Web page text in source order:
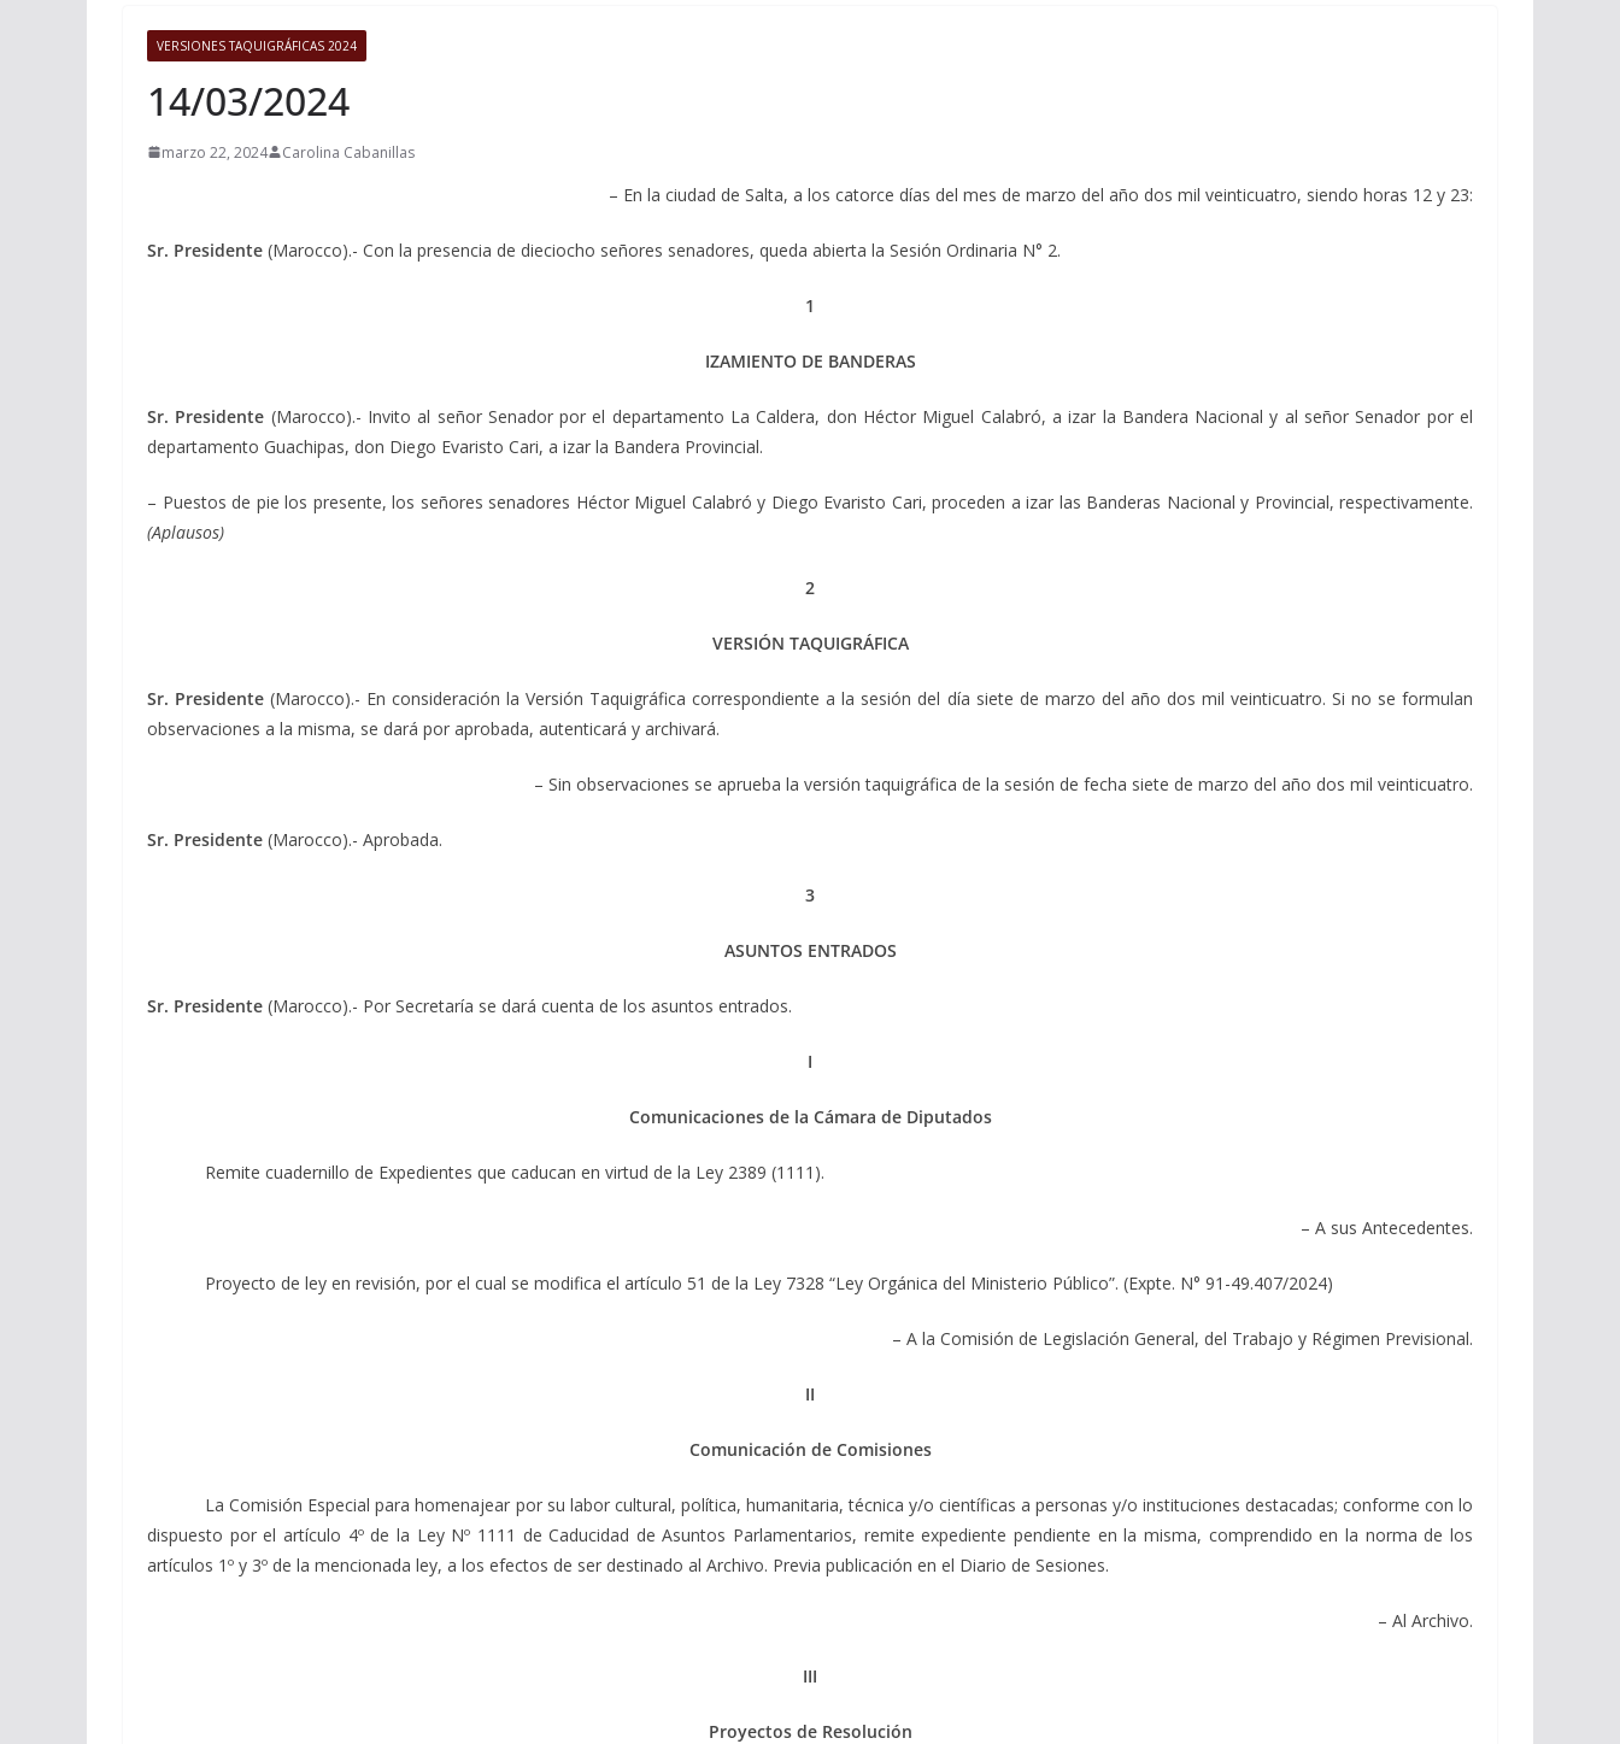
VERSIONES TAQUIGRÁFICAS 2024
14/03/2024
marzo 22, 2024 Carolina Cabanillas
– En la ciudad de Salta, a los catorce días del mes de marzo del año dos mil veinticuatro, siendo horas 12 y 23:
Sr. Presidente (Marocco).- Con la presencia de dieciocho señores senadores, queda abierta la Sesión Ordinaria N° 2.
1
IZAMIENTO DE BANDERAS
Sr. Presidente (Marocco).- Invito al señor Senador por el departamento La Caldera, don Héctor Miguel Calabró, a izar la Bandera Nacional y al señor Senador por el
departamento Guachipas, don Diego Evaristo Cari, a izar la Bandera Provincial.
– Puestos de pie los presente, los señores senadores Héctor Miguel Calabró y Diego Evaristo Cari, proceden a izar las Banderas Nacional y Provincial, respectivamente.
(Aplausos)
2
VERSIÓN TAQUIGRÁFICA
Sr. Presidente (Marocco).- En consideración la Versión Taquigráfica correspondiente a la sesión del día siete de marzo del año dos mil veinticuatro. Si no se formulan
observaciones a la misma, se dará por aprobada, autenticará y archivará.
– Sin observaciones se aprueba la versión taquigráfica de la sesión de fecha siete de marzo del año dos mil veinticuatro.
Sr. Presidente (Marocco).- Aprobada.
3
ASUNTOS ENTRADOS
Sr. Presidente (Marocco).- Por Secretaría se dará cuenta de los asuntos entrados.
I
Comunicaciones de la Cámara de Diputados
Remite cuadernillo de Expedientes que caducan en virtud de la Ley 2389 (1111).
– A sus Antecedentes.
Proyecto de ley en revisión, por el cual se modifica el artículo 51 de la Ley 7328 “Ley Orgánica del Ministerio Público”. (Expte. N° 91-49.407/2024)
– A la Comisión de Legislación General, del Trabajo y Régimen Previsional.
II
Comunicación de Comisiones
La Comisión Especial para homenajear por su labor cultural, política, humanitaria, técnica y/o científicas a personas y/o instituciones destacadas; conforme con lo
dispuesto por el artículo 4º de la Ley Nº 1111 de Caducidad de Asuntos Parlamentarios, remite expediente pendiente en la misma, comprendido en la norma de los
artículos 1º y 3º de la mencionada ley, a los efectos de ser destinado al Archivo. Previa publicación en el Diario de Sesiones.
– Al Archivo.
III
Proyectos de Resolución